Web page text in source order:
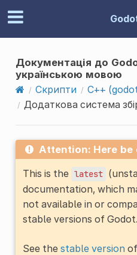
Документація до
українською мовою
Скрипти
C++
Додаткова система
Attention: Here be
This is the latest
documentation, which
not available in or
stable versions of Godot.
See the stable versionof